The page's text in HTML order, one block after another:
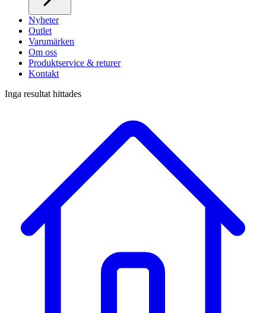
Nyheter
Outlet
Varumärken
Om oss
Produktservice & returer
Kontakt
Inga resultat hittades